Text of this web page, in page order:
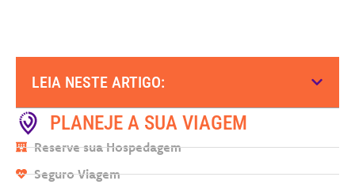
LEIA NESTE ARTIGO:
PLANEJE A SUA VIAGEM
Reserve sua Hospedagem
Seguro Viagem